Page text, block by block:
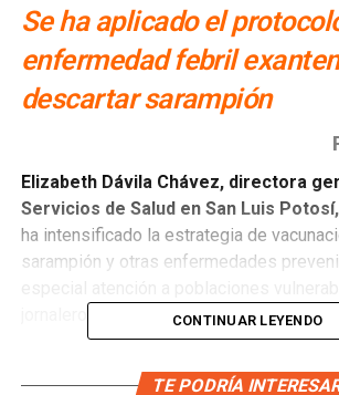
Se ha aplicado el
enfermedad febril
descartar sarampión
Elizabeth Dávila Chávez, directora
Servicios de Salud en San Luis Potosí,
ha intensificado la estrategia de
sarampión y otras enfermedades
jornaleros y personas migrantes.
permitido atender directamente a estos
CONTINUAR LEYENDO
TE PODRÍA